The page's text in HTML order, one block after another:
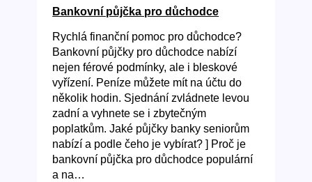
Bankovní půjčka pro důchodce
Rychlá finanční pomoc pro důchodce?
Bankovní půjčky pro důchodce nabízí
nejen férové podmínky, ale i bleskové
vyřízení. Peníze můžete mít na účtu do
několik hodin. Sjednání zvládnete levou
zadní a vyhnete se i zbytečným
poplatkům. Jaké půjčky banky seniorům
nabízí a podle čeho je vybírat? ] Proč je
bankovní půjčka pro důchodce populární
a na…